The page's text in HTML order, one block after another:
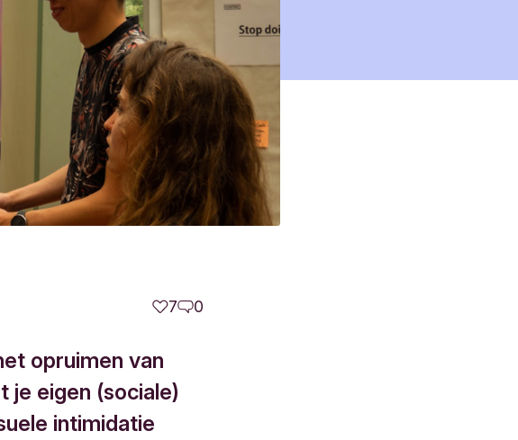
7 0
opruimen van
je eigen (sociale)
intimidatie